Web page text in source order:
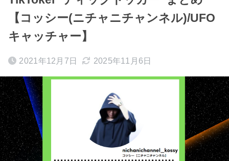
【コッシー(ニチャニチャンネル)/UFO
キャッチャー】
2021年12月7日 2025年11月6日